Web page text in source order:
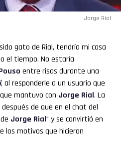
Jorge Rial
sido gato de Rial, tendría mi casa
el tiempo. No estaría
entre risas durante una
, al responderle a un usuario que
mantuvo con Jorge Rial. La
de que en el chat del
Jorge Rial” y se convirtió en
los motivos que hicieron